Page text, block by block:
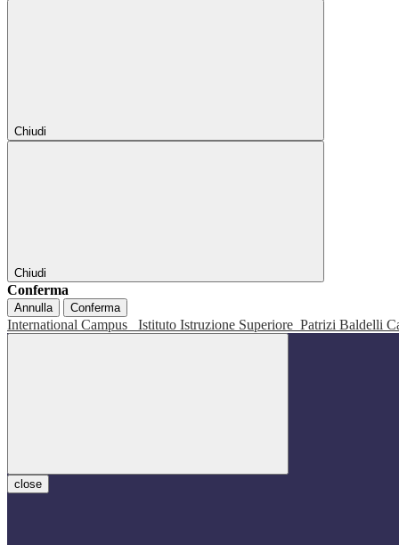
Chiudi
Chiudi
Conferma
Annulla Conferma
International Campus Istituto Istruzione Superiore Patrizi Baldelli
close